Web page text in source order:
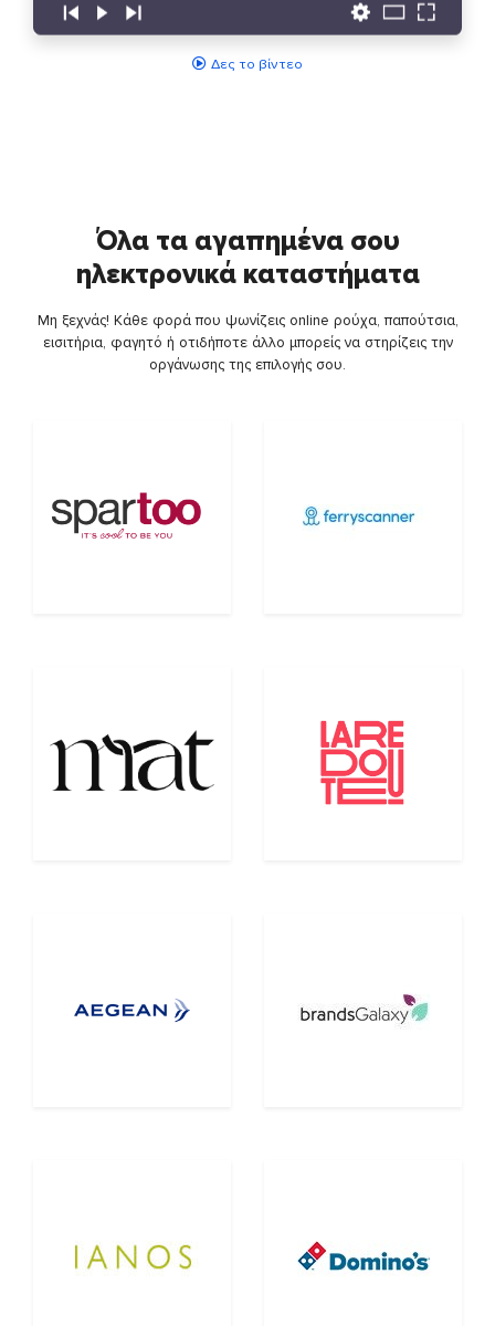
Δες το βίντεο
Όλα τα αγαπημένα σου
ηλεκτρονικά καταστήματα
Μη ξεχνάς! Κάθε φορά που ψωνίζεις online ρούχα, παπούτσια,
εισιτήρια, φαγητό ή οτιδήποτε άλλο μπορείς να στηρίζεις την
οργάνωσης της επιλογής σου.